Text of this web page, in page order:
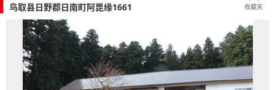
鸟取县日野郡日南町阿毘缘1661 收藏夹